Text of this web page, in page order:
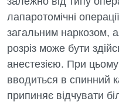
Урологія
Фізіотерапія
Хірургічне відділення
Для дітей
лапаротомічні
загальним наркозом,
розріз може бути
анестезією. При
вводиться в спинний
припиняє відчувати